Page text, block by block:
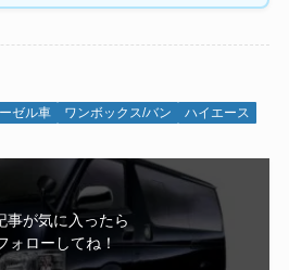
ゼル車
ワンボックス/バン ハイエース
事が気に入ったら
ォローしてね！